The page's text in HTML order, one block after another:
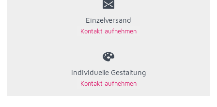
Einzelversand
Individuelle Gestaltung